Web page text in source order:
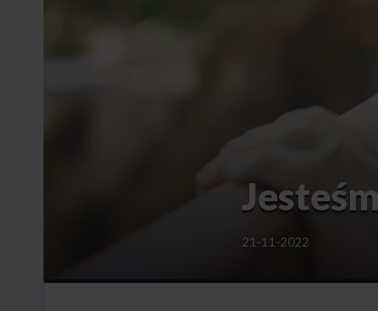
21-11-2022